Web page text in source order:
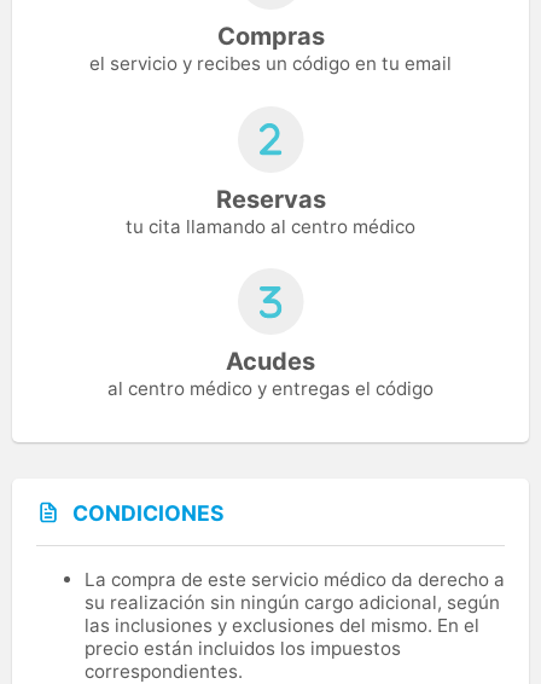
Compras
el servicio y recibes un código en tu email
Reservas
tu cita llamando al centro médico
Acudes
al centro médico y entregas el código
CONDICIONES
La compra de este servicio médico da derecho a
su realización sin ningún cargo adicional, según
las inclusiones y exclusiones del mismo. En el
precio están incluidos los impuestos
correspondientes.